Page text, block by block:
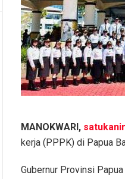
MANOKWARI,
kerja (PPPK) di Papua
Gubernur Provinsi